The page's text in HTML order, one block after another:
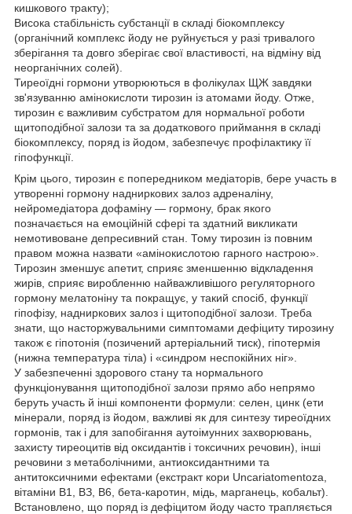
кишкового тракту);
Висока стабільність субстанції в складі біокомплексу
(органічний комплекс йоду не руйнується у разі тривалого
зберігання та довго зберігає свої властивості, на відміну від
неорганічних солей).
Тиреоїдні гормони утворюються в фолікулах ЩЖ завдяки
зв'язуванню амінокислоти тирозин із атомами йоду. Отже,
тирозин є важливим субстратом для нормальної роботи
щитоподібної залози та за додаткового приймання в складі
біокомплексу, поряд із йодом, забезпечує профілактику її
гіпофункції.
Крім цього, тирозин є попередником медіаторів, бере участь в
утворенні гормону надниркових залоз адреналіну,
нейромедіатора дофаміну — гормону, брак якого
позначається на емоційній сфері та здатний викликати
немотивоване депресивний стан. Тому тирозин із повним
правом можна назвати «амінокислотою гарного настрою».
Тирозин зменшує апетит, сприяє зменшенню відкладення
жирів, сприяє виробленню найважливішого регуляторного
гормону мелатоніну та покращує, у такий спосіб, функції
гіпофізу, надниркових залоз і щитоподібної залози. Треба
знати, що насторжувальними симптомами дефіциту тирозину
також є гіпотонія (позичений артеріальний тиск), гіпотермія
(нижна температура тіла) і «синдром неспокійних ніг».
У забезпеченні здорового стану та нормального
функціонування щитоподібної залози прямо або непрямо
беруть участь й інші компоненти формули: селен, цинк (ети
мінерали, поряд із йодом, важливі як для синтезу тиреоїдних
гормонів, так і для запобігання аутоімунних захворювань,
захисту тиреоцитів від оксидантів і токсичних речовин), інші
речовини з метаболічними, антиоксидантними та
антитоксичними ефектами (екстракт кори Uncariatomentoza,
вітаміни В1, ВЗ, В6, бета-каротин, мідь, марганець, кобальт).
Встановлено, що поряд із дефіцитом йоду часто трапляється